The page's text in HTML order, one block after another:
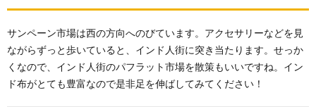
サンペーン市場は西の方向へのびています。アクセサリーなどを見
ながらずっと歩いていると、インド人街に突き当たります。せっか
くなので、インド人街のパフラット市場を散策もいいですね。イン
ド布がとても豊富なので是非足を伸ばしてみてください！